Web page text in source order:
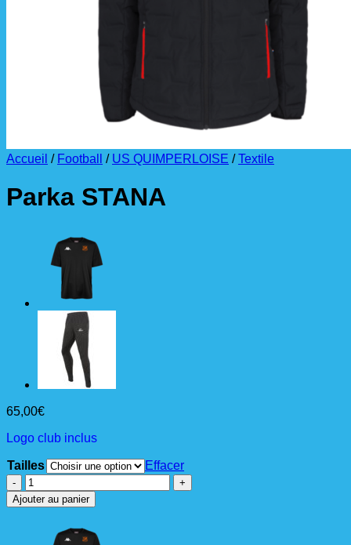
Accueil / Football / US QUIMPERLOISE / Textile
Parka STANA
65,00€
Logo club inclus
Tailles
Effacer
quantité
de
Parka
Ajouter au panier